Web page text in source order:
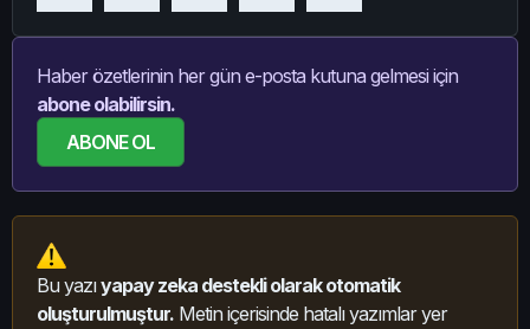
Haber özetlerinin her gün e-posta kutuna gelmesi için
abone olabilirsin.
ABONE OL
Bu yazıyapay zeka destekli olarak otomatik
oluşturulmuştur. Metin içerisinde hatalı yazımlar yer